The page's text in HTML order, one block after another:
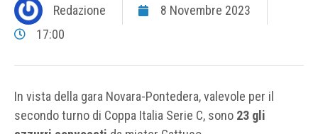
Redazione
8 Novembre 2023
17:00
In vista della gara Novara-Pontedera, valevole per il
secondo turno di Coppa Italia Serie C, sono 23 gli